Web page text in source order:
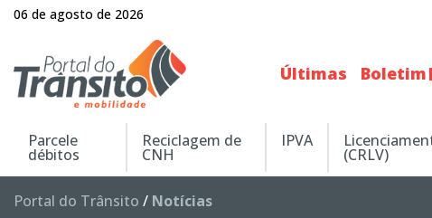
06 de agosto de 2026
Últimas Boletim
Parcele
débitos
Reciclagem de
CNH
IPVA
(CRLV)
Portal do Trânsito / Notícias